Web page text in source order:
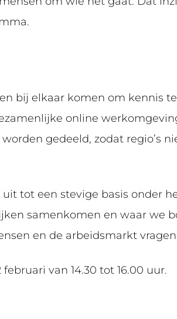
bij elkaar komen om kennis
online
gedeeld, zodat regio’s
tot een stevige basis onder
samenkomen en waar we
en de arbeidsmarkt
van 14.30 tot 16.00 uur.